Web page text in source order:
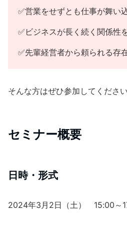
✅営業をせずとも仕事が舞い
✅ビジネスが長く続く関係性
✅先輩経営者から頼られる存
そんな方はぜひ参加してください
セミナー概要
日時・形式
2024年3月2日（土） 15:00～